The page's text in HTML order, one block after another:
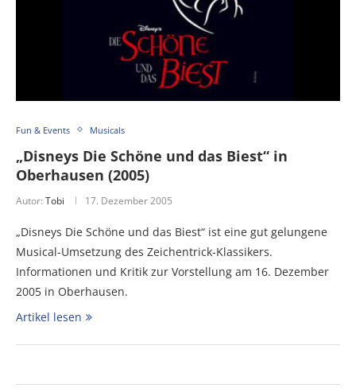
Fun & Events Musicals
„Disneys Die Schöne und das Biest“ in
Oberhausen (2005)
Autor: Tobi 17. Dezember 2005
„Disneys Die Schöne und das Biest“ ist eine gut gelungene
Musical-Umsetzung des Zeichentrick-Klassikers.
Informationen und Kritik zur Vorstellung am 16. Dezember
2005 in Oberhausen.
Artikel lesen